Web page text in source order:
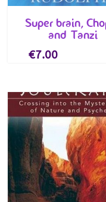
Super brain,
and Tanzi
€7.00